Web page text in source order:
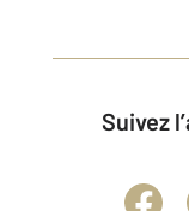
Suivez l’actualité immobilière et